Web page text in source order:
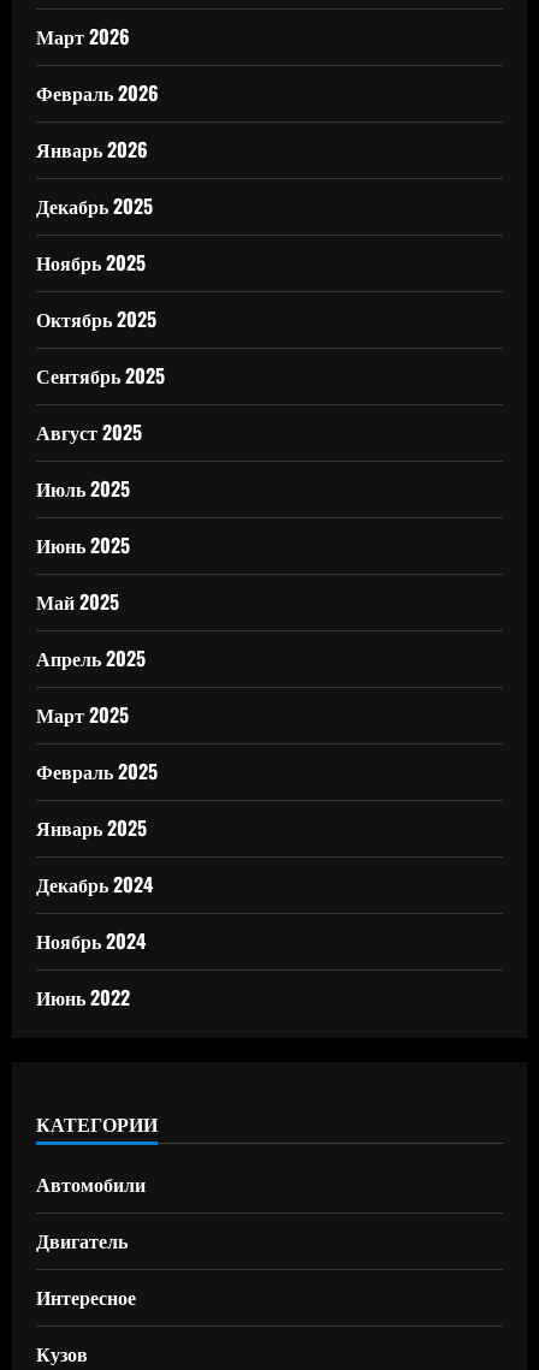
Март 2026
Февраль 2026
Январь 2026
Декабрь 2025
Ноябрь 2025
Октябрь 2025
Сентябрь 2025
Август 2025
Июль 2025
Июнь 2025
Май 2025
Апрель 2025
Март 2025
Февраль 2025
Январь 2025
Декабрь 2024
Ноябрь 2024
Июнь 2022
КАТЕГОРИИ
Автомобили
Двигатель
Интересное
Кузов